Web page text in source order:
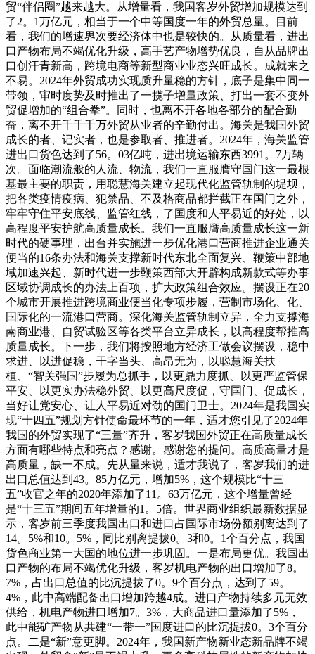
贸“伴侣圈”越来越大。从增量看，我国客岁外贸增加规模达到
了2。1万亿元，相当于一个中等国度一年的外贸总量。目前
看，我们的增速界次要经济体中也是较快的。从质量看，进出
口产物布局不竭优化升级，高手艺产物增势优良，自从品牌出
口创汗青新高，跨境电商等新型商业业态兴旺成长。成就来之
不易。2024年外贸成功实现质升量稳的方针，底子是集中同一
带领，审时度势及时推出了一揽子增量政策、打出一套不变外
贸促增加的“组合拳”。同时，也离不开各地各部分的配合勤
奋，离不开千千千万外贸从业者的辛勤付出。海关是我国外贸
成长的者、记实者，也是参取者、推进者。2024年，海关监管
进出口货色达到了56。03亿吨，进出境运输东西3991。7万辆
次。面临潮流般的人流、物流，我们一直服膺守国门这一最根
基最主要的职责，用聪慧海关建立起现代化监管轨制的堤坝，
把各类疫情疫病、犯禁品、不及格商品都拦截正在国门之外，
牢牢守住平安底线、监管红线，了国度和人平易近的好处，以
高程度平安护航高质量成长。我们一直服膺高质量成长这一新
时代的硬事理，出台并实施进一步优化港口营商推进企业通关
便当的16条办法和海关支撑新时代东北全面复兴、鞭策中部地
域加速兴起、新时代进一步鞭策西部大开辟构成新款式等办事
区域协调成长的办法上百项，扩大政策组合效应。摆设正在20
个城市开展推进跨境商业便当化专项步履，营制市场化、化、
国际化的一流港口营商。深化海关监管轨制立异，全力支撑海
南商业港、自贸试验区等各类平台立异成长，以高程度帮推高
质量成长。下一步，我们将按照地方经济工做会议摆设，稳中
求进、以进促稳，干字当头、高昂无为，以聪慧海关扶
植、“智关强国”步履为总抓手，以更鼎力度抓、以更严监管保
平安、以更实办法稳外贸、以更高尺度促，守国门、促成长，
当好让党安心、让人平易近对劲的国门卫士。2024年是我国实
现“十四五”规划方针使命最环节的一年，适才您引见了2024年
我国的外贸实现了“三量”齐升，客岁我国外贸正在高质量成长
方面有哪些特点和亮点？感谢。感谢您的提问。高质高量才是
高质量，缺一不成。先从量来说，适才我说了，客岁我们的进
出口总值达到43。85万亿元，增加5%，这个规模比“十三
五”收官之年的2020年添加了11。63万亿元，这个增量曾经
是“十三五”期间五年增量的1。5倍。世界商业组织最新数据显
示，客岁前三季度我国出口和进口占国际市场份额别离达到了
14。5%和10。5%，同比别离提拔0。3和0。1个百分点，我国
货色商业第一大国的地位进一步巩固。一是布局更优。我国出
口产物的布局不竭优化升级，客岁机电产物的出口增加了8。
7%，占出口总值的比沉提拔了0。9个百分点，达到了59。
4%，此中高端配备出口增加跨越4成。进口产物持续多元无效
供给，机电产物进口增加7。3%，大商品进口量添加了5%，
此中能矿产物从共建“一带一”国度进口的比沉提拔0。3个百分
点。二是“新”意更脚。2024年，我国新产物新业态新品牌不竭